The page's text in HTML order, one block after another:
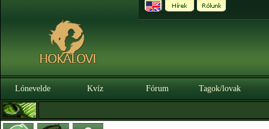
Lónevelde Kvíz Fórum Tagok/lovak